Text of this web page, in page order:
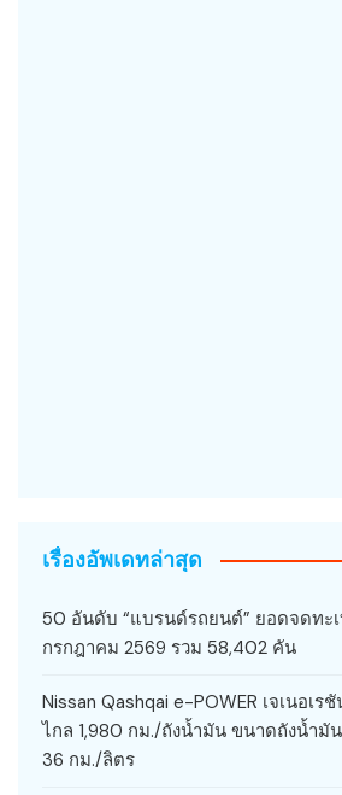
เรื่องอัพเดทล่าสุด
50 อันดับ “แบรนด์รถยนต์” ยอดจดทะ
กรกฎาคม 2569 รวม 58,402 คัน
Nissan Qashqai e-POWER เจเนอเร
ไกล 1,980 กม./ถังน้ำมัน ขนาดถังน้ำมั
36 กม./ลิตร